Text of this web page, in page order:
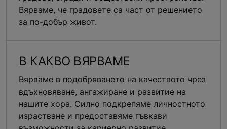
Вярваме, че градовете са част от решението
за по-добър живот.
В КАКВО ВЯРВАМЕ
Вярваме в подобряването на качеството чрез
вдъхновяване, ангажиране и развитие на
нашите хора. Силно подкрепяме личностното
израстване и предоставяме гъвкави